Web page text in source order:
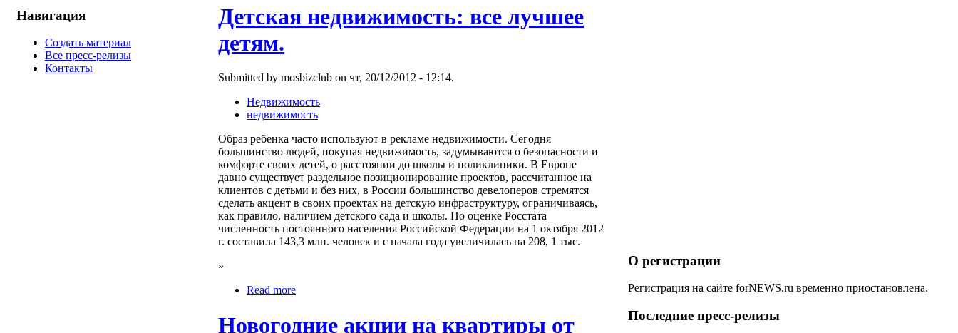
Навигация
Создать материал
Все пресс-релизы
Контакты
Детская недвижимость: все лучшее
детям.
Submitted by mosbizclub on чт, 20/12/2012 - 12:14.
Недвижимость
недвижимость
Образ ребенка часто используют в рекламе недвижимости. Сегодня
большинство людей, покупая недвижимость, задумываются о безопасности и
комфорте своих детей, о расстоянии до школы и поликлиники. В Европе
давно существует раздельное позиционирование проектов, рассчитанное на
клиентов с детьми и без них, в России большинство девелоперов стремятся
сделать акцент в своих проектах на детскую инфраструктуру, ограничиваясь,
как правило, наличием детского сада и школы. По оценке Росстата
численность постоянного населения Российской Федерации на 1 октября 2012
г. составила 143,3 млн. человек и с начала года увеличилась на 208, 1 тыс.
»
Read more
Новогодние акции на квартиры от
О регистрации
Регистрация на сайте forNEWS.ru временно приостановлена.
Последние пресс-релизы